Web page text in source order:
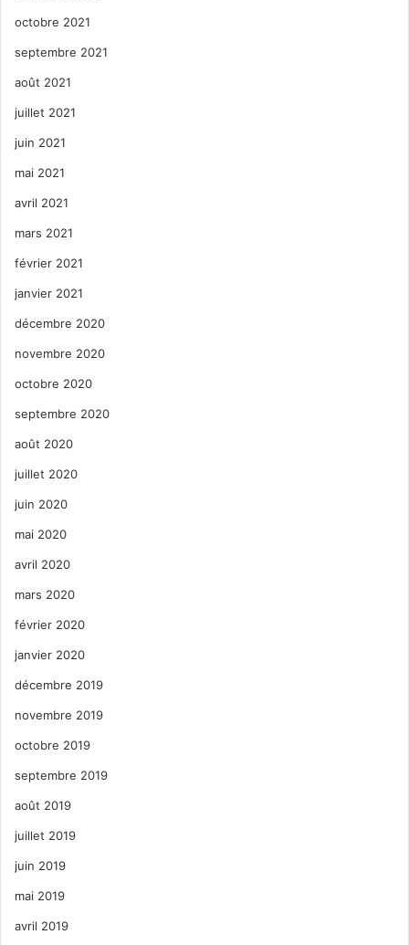
octobre 2021
septembre 2021
août 2021
juillet 2021
juin 2021
mai 2021
avril 2021
mars 2021
février 2021
janvier 2021
décembre 2020
novembre 2020
octobre 2020
septembre 2020
août 2020
juillet 2020
juin 2020
mai 2020
avril 2020
mars 2020
février 2020
janvier 2020
décembre 2019
novembre 2019
octobre 2019
septembre 2019
août 2019
juillet 2019
juin 2019
mai 2019
avril 2019